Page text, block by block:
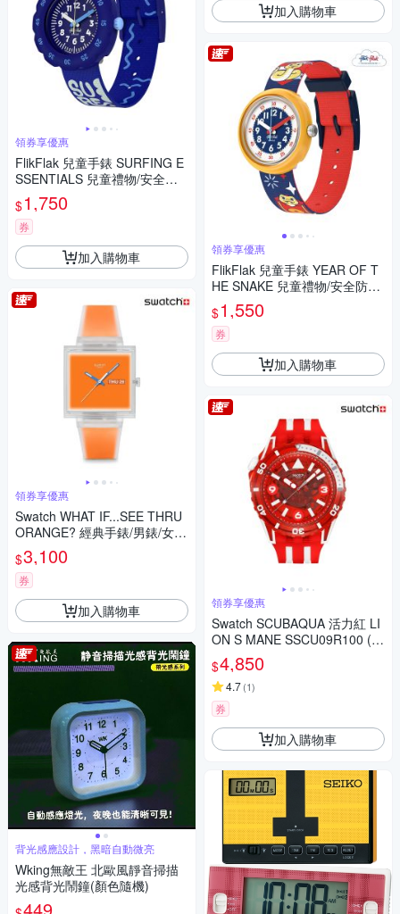
領券享優惠
FlikFlak 兒童手錶 SURFING E
SSENTIALS 兒童禮物/安全防
水/瑞士製造 FPSP080 (34.75
mm)
$1,750
券
加入購物車
領券享優惠
Swatch WHAT IF...SEE THRU
ORANGE? 經典手錶/男錶/女
錶/瑞士製造 SO38K704 (42m
m)
$3,100
券
加入購物車
背光感應設計，黑暗自動微亮
Wking無敵王 北歐風靜音掃描
光感背光鬧鐘(顏色隨機)
加入購物車
領券享優惠
FlikFlak 兒童手錶 YEAR OF T
HE SNAKE 兒童禮物/安全防水/
瑞士製造 FPNP165 (31.85m
m)
$1,550
券
加入購物車
領券享優惠
Swatch SCUBAQUA 活力紅 LI
ON S MANE SSCU09R100 (4
4mm)
$4,850
4.7(1)
券
加入購物車